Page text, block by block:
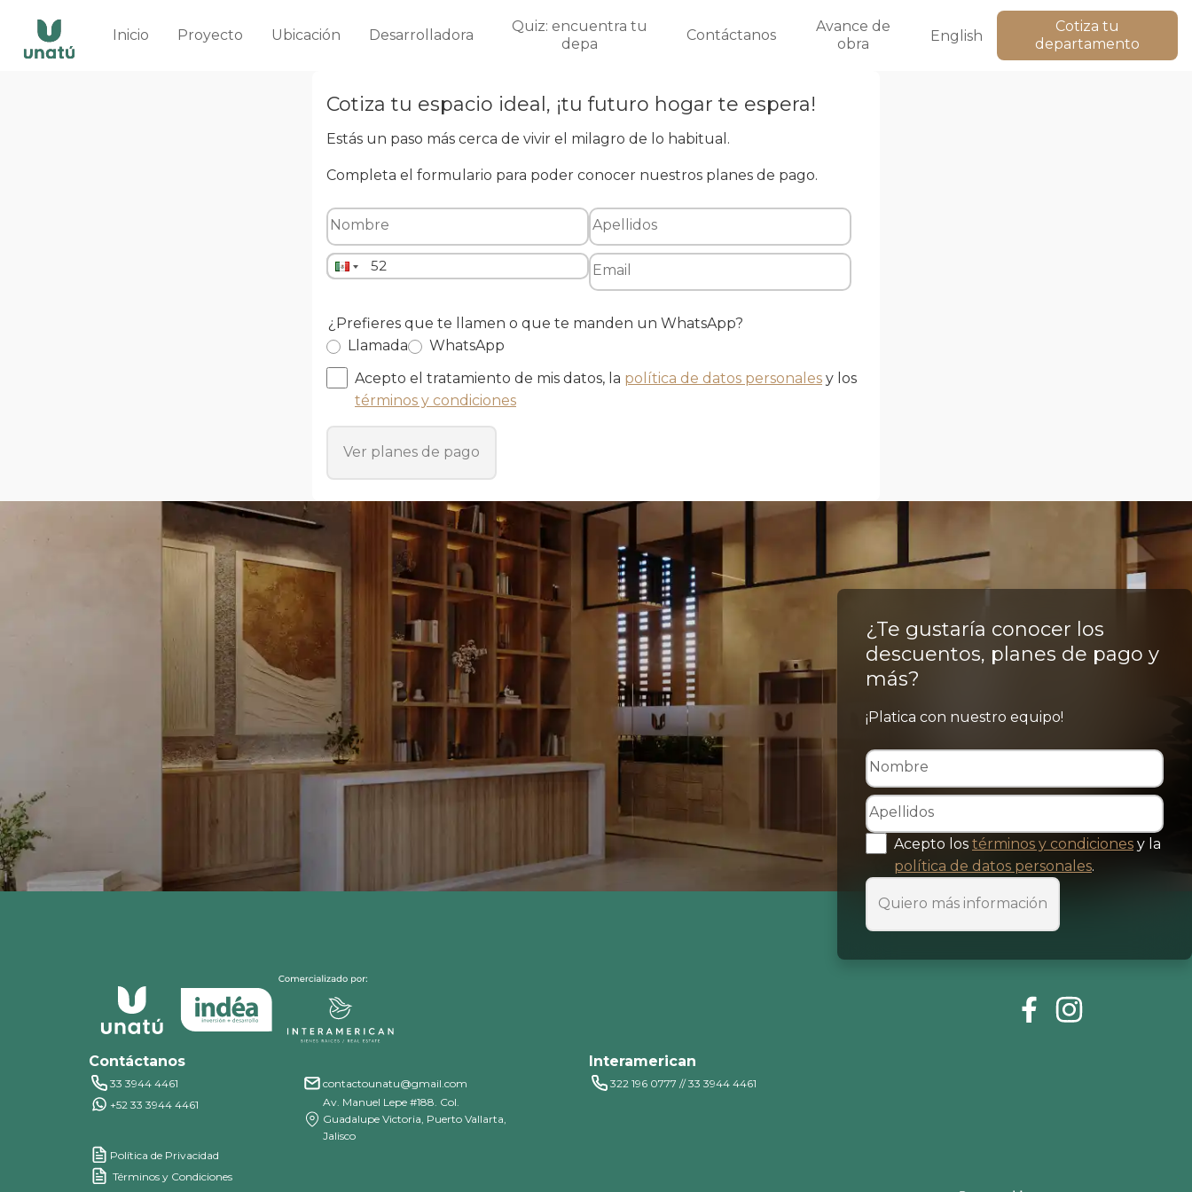
Inicio Proyecto Ubicación Desarrolladora
Quiz: encuentra tu
depa
Contáctanos
Cotiza tu
departamento
Avance de
obra
English
Cotiza tu espacio ideal, ¡tu futuro hogar te espera!
Estás un paso más cerca de vivir el milagro de lo habitual.
Completa el formulario para poder conocer nuestros planes de pago.
¿Prefieres que te llamen o que te manden un WhatsApp?
Llamada
WhatsApp
Acepto el tratamiento de mis datos, la política de datos personales y los
términos y condiciones
Ver planes de pago
¿Te gustaría conocer los
descuentos, planes de pago y
más?
¡Platica con nuestro equipo!
Acepto los términos y condiciones y la
política de datos personales.
Quiero más información
Contáctanos
33 3944 4461
+52 33 3944 4461
contactounatu@gmail.com
Av. Manuel Lepe #188. Col.
Guadalupe Victoria, Puerto Vallarta,
Jalisco
Política de Privacidad
Términos y Condiciones
Interamerican
322 196 0777 // 33 3944 4461